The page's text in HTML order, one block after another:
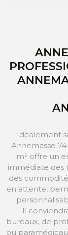
Idéalement
Annemasse
m² offre un
immédiate des
des
en attente,
Il
bureaux, de
ou